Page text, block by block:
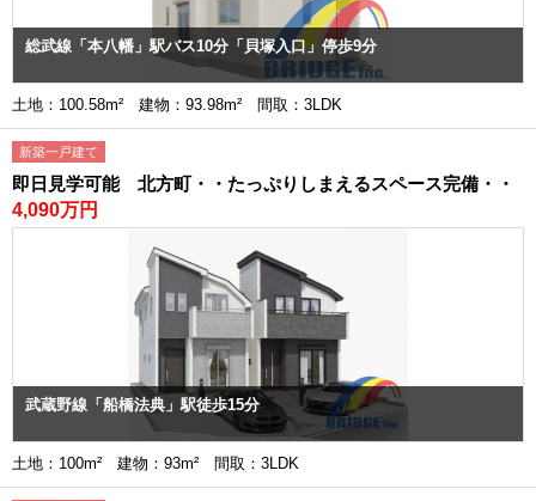
総武線「本八幡」駅バス10分「貝塚入口」停歩9分
土地：100.58m² 建物：93.98m² 間取：3LDK
新築一戸建て
即日見学可能 北方町・・たっぷりしまえるスペース完備・・
4,090万円
武蔵野線「船橋法典」駅徒歩15分
土地：100m² 建物：93m² 間取：3LDK